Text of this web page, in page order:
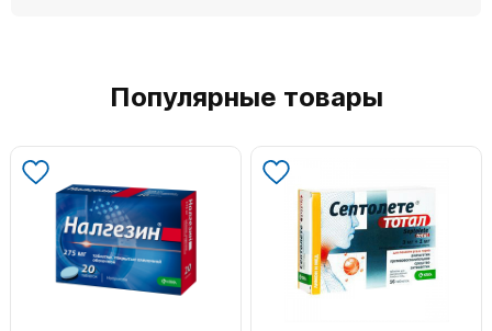
Популярные товары